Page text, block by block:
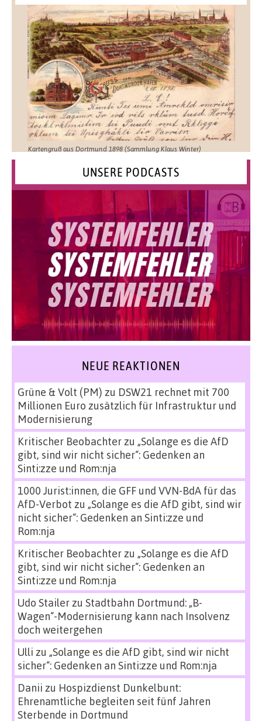
Kartengruß aus Dortmund 1898 (Sammlung Klaus Winter)
UNSERE PODCASTS
NEUE REAKTIONEN
Grüne & Volt (PM) zu DSW21 rechnet mit 700
Millionen Euro zusätzlich für Infrastruktur und
Modernisierung
Kritischer Beobachterzu „Solange es die AfD
gibt, sind wir nicht sicher“: Gedenken an
Sinti:zze und Rom:nja
1000 Jurist:innen, die GFF und VVN-BdA für das
AfD-Verbot zu „Solange es die AfD gibt, sind wir
nicht sicher“: Gedenken an Sinti:zze und
Rom:nja
Kritischer Beobachterzu „Solange es die AfD
gibt, sind wir nicht sicher“: Gedenken an
Sinti:zze und Rom:nja
Udo Stailerzu Stadtbahn Dortmund: „B-
Wagen“-Modernisierung kann nach Insolvenz
doch weitergehen
Ulli zu „Solange es die AfD gibt, sind wir nicht
sicher“: Gedenken an Sinti:zze und Rom:nja
Danii zu Hospizdienst Dunkelbunt:
Ehrenamtliche begleiten seit fünf Jahren
Sterbende in Dortmund